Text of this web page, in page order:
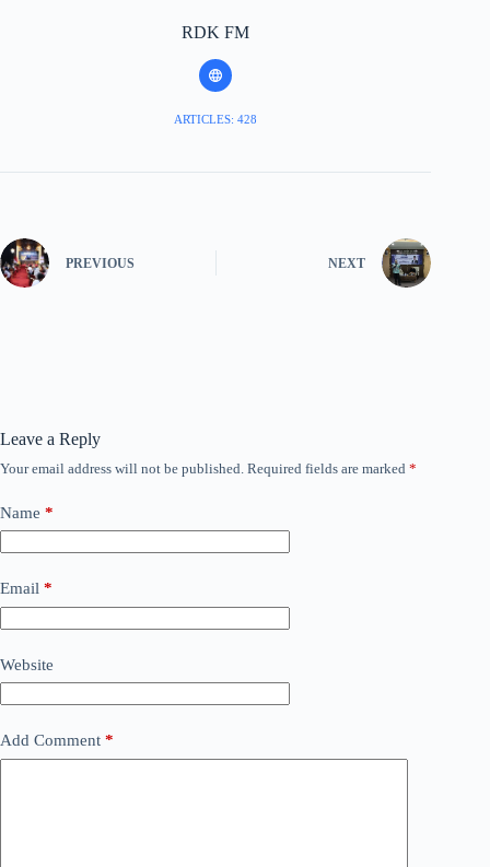
RDK FM
ARTICLES: 428
PREVIOUS NEXT
Leave a Reply
Your email address will not be published. Required fields are marked *
Name *
Email *
Website
Add Comment *